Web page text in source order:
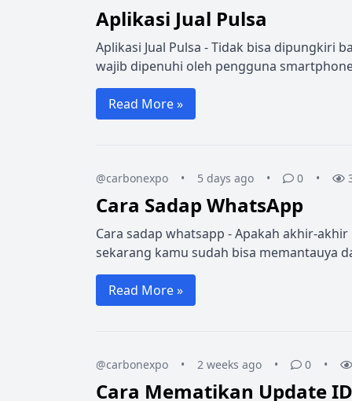
Aplikasi Jual Pulsa
Aplikasi Jual Pulsa - Tidak bisa dipungkiri
wajib dipenuhi oleh pengguna
Read More »
@carbonexpo • 5 days ago • 0 •
Cara Sadap WhatsApp
Cara sadap whatsapp - Apakah akhir-
sekarang kamu sudah bisa memantauya
Read More »
@carbonexpo • 2 weeks ago • 0 •
Cara Mematikan Update